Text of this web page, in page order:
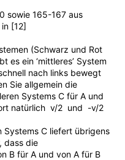
sowie 165-167 aus
[12]
(Schwarz und Rot
es ein ‘mittleres’ System
nach links bewegt
Sie allgemein die
Systems C für A und
natürlich v/2 und -v/2
Systems C liefert übrigens
dass die
B für A und von A für B